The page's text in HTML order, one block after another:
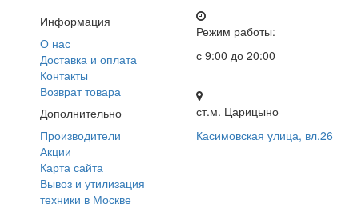
Информация
О нас
Доставка и оплата
Контакты
Возврат товара
Дополнительно
Производители
Акции
Карта сайта
Вывоз и утилизация
техники в Москве
Режим работы:
с 9:00 до 20:00
ст.м. Царицыно
Касимовская улица, вл.26